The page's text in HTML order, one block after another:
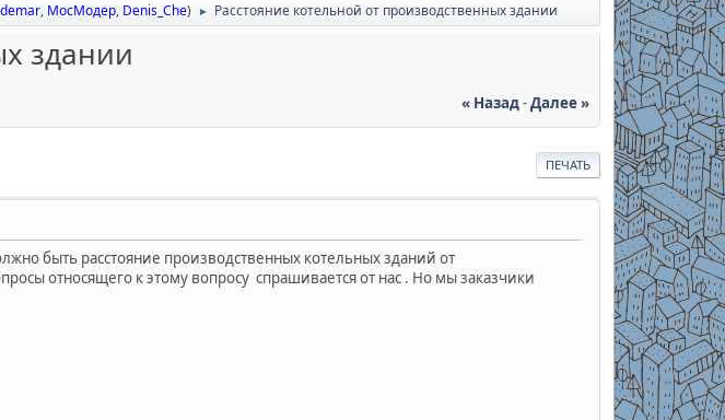
, МосМодер, Denis_Che) ► Расстояние котельной от производственных здании
здании
« Назад-Далее »
ПЕЧАТЬ
быть расстояние производственных котельных зданий от
относящего к этому вопросу спрашивается от нас . Но мы заказчики